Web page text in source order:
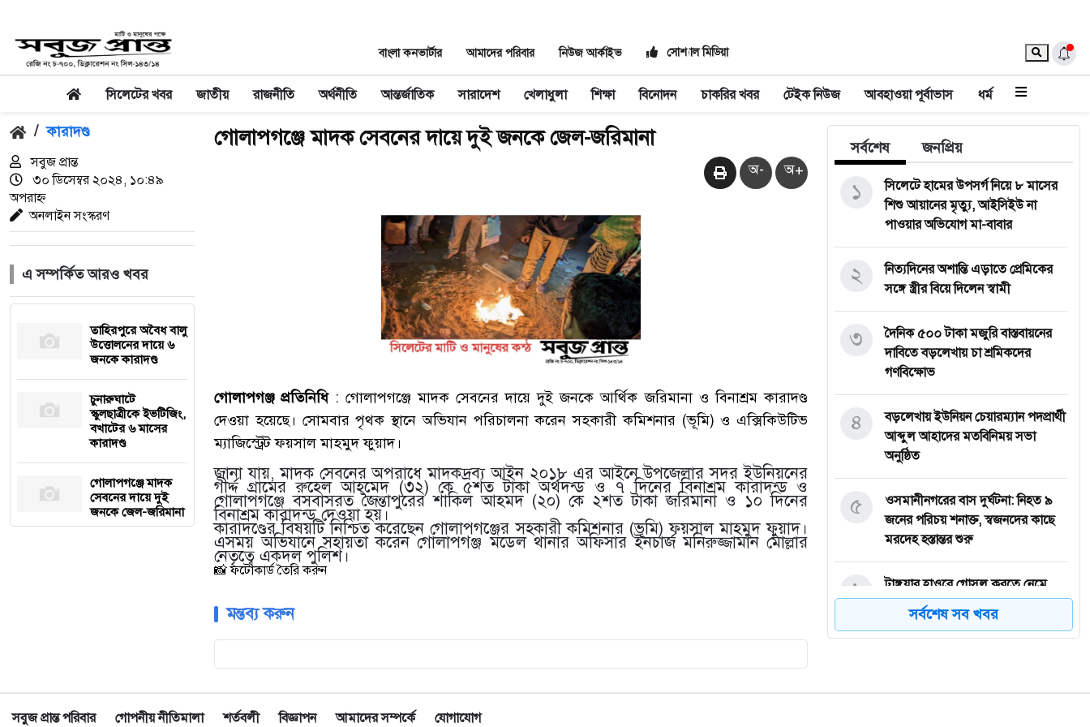
বাংলা কনভার্টার আমাদের পরিবার নিউজ আর্কাইভ সোশ্যাল মিডিয়া
সিলেটের খবর জাতীয় রাজনীতি অর্থনীতি আন্তর্জাতিক সারাদেশ খেলাধুলা শিক্ষা বিনোদন চাকরির খবর টেইক নিউজ আবহাওয়া পূর্বাভাস ধর্ম
/ কারাদণ্ড
সবুজ প্রান্ত
৩০ ডিসেম্বর ২০২৪, ১০:৪৯
অপরাহ্ন
অনলাইন সংস্করণ
এ সম্পর্কিত আরও খবর
তাহিরপুরে অবৈধ বালু
উত্তোলনের দায়ে ৬
জনকে কারাদণ্ড
চুনারুঘাটে
স্কুলছাত্রীকে ইভটিজিং,
বখাটের ৬ মাসের
কারাদণ্ড
গোলাপগঞ্জে মাদক
সেবনের দায়ে দুই
জনকে জেল-জরিমানা
গোলাপগঞ্জে মাদক সেবনের দায়ে দুই জনকে জেল-জরিমানা
অ- অ+
গোলাপগঞ্জ প্রতিনিধি : গোলাপগঞ্জে মাদক সেবনের দায়ে দুই জনকে আর্থিক জরিমানা ও বিনাশ্রম কারাদণ্ড
দেওয়া হয়েছে। সোমবার পৃথক স্থানে অভিযান পরিচালনা করেন সহকারী কমিশনার (ভূমি) ও এক্সিকিউটিভ
ম্যাজিস্ট্রেট ফয়সাল মাহমুদ ফুয়াদ।
জানা যায়, মাদক সেবনের অপরাধে মাদকদ্রব্য আইন ২০১৮ এর আইনে উপজেলার সদর ইউনিয়নের
গীর্দ্দ গ্রামের রুহেল আহমেদ (৩২) কে ৫শত টাকা অর্থদন্ড ও ৭ দিনের বিনাশ্রম কারাদন্ড ও
গোলাপগঞ্জে বসবাসরত জৈন্তাপুরের শাকিল আহমদ (২০) কে ২শত টাকা জরিমানা ও ১০ দিনের
বিনাশ্রম কারাদন্ড দেওয়া হয়।
কারাদণ্ডের বিষয়টি নিশ্চিত করেছেন গোলাপগঞ্জের সহকারী কমিশনার (ভূমি) ফয়সাল মাহমুদ ফুয়াদ।
এসময় অভিযানে সহায়তা করেন গোলাপগঞ্জ মডেল থানার অফিসার ইনচার্জ মনিরুজ্জামান মোল্লার
নেতৃত্বে একদল পুলিশ।
📸 ফটোকার্ড তৈরি করুন
মন্তব্য করুন
সর্বশেষ জনপ্রিয়
সিলেটে হামের উপসর্গ নিয়ে ৮ মাসের
শিশু আয়ানের মৃত্যু, আইসিইউ না
পাওয়ার অভিযোগ মা-বাবার
১
নিত্যদিনের অশান্তি এড়াতে প্রেমিকের
সঙ্গে স্ত্রীর বিয়ে দিলেন স্বামী
২
দৈনিক ৫০০ টাকা মজুরি বাস্তবায়নের
দাবিতে বড়লেখায় চা শ্রমিকদের
গণবিক্ষোভ
৩
বড়লেখায় ইউনিয়ন চেয়ারম্যান পদপ্রার্থী
আব্দুল আহাদের মতবিনিময় সভা
অনুষ্ঠিত
৪
‎ওসমানীনগরের বাস দুর্ঘটনা: নিহত ৯
জনের পরিচয় শনাক্ত, স্বজনদের কাছে
মরদেহ হস্তান্তর শুরু
৫
টাঙ্গুয়ার হাওরে গোসল করতে নেমে
পানিতে ডুবে সিরাজগঞ্জের পর্যটকের
৬
সর্বশেষ সব খবর
সবুজ প্রান্ত পরিবার গোপনীয় নীতিমালা শর্তবলী বিজ্ঞাপন আমাদের সম্পর্কে যোগাযোগ